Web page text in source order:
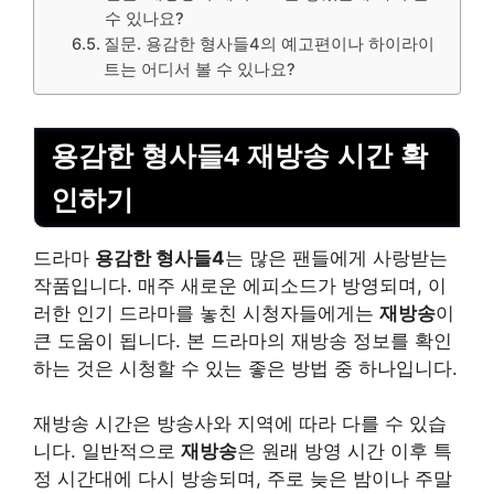
수 있나요?
질문. 용감한 형사들4의 예고편이나 하이라이
트는 어디서 볼 수 있나요?
용감한 형사들4 재방송 시간 확
인하기
드라마 용감한 형사들4는 많은 팬들에게 사랑받는
작품입니다. 매주 새로운 에피소드가 방영되며, 이
러한 인기 드라마를 놓친 시청자들에게는 재방송이
큰 도움이 됩니다. 본 드라마의 재방송 정보를 확인
하는 것은 시청할 수 있는 좋은 방법 중 하나입니다.
재방송 시간은 방송사와 지역에 따라 다를 수 있습
니다. 일반적으로 재방송은 원래 방영 시간 이후 특
정 시간대에 다시 방송되며, 주로 늦은 밤이나 주말